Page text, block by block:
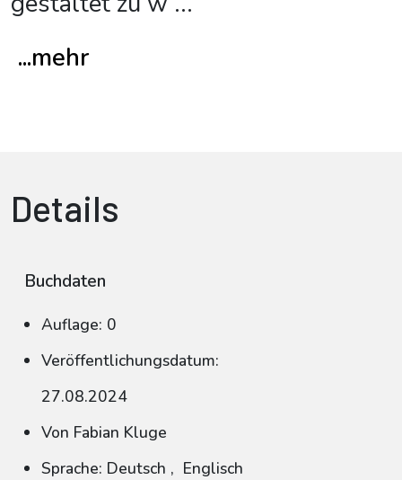
...mehr
Details
Buchdaten
Auflage: 0
Veröffentlichungsdatum:
27.08.2024
Von Fabian Kluge
Sprache: Deutsch , Englisch